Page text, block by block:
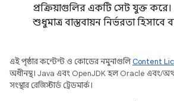
প্রক্রিয়াগুলির একটি সেট যুক্ত
শুধুমাত্র বাস্তবায়ন নির্ভরতা হিসাবে
এই পৃষ্ঠার কন্টেন্ট ও কোডের নমুনাগুলিContent
অধীনস্থ। Java এবং OpenJDK হল Oracle এবং/
সংস্থার রেজিস্টার্ড ট্রেডমার্ক।